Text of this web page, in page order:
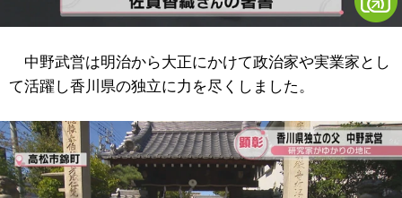
中野武営は明治から大正にかけて政治家や実業家とし
て活躍し香川県の独立に力を尽くしました。